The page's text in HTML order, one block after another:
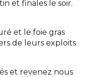
et finales le soir.
et le foie gras
de leurs exploits
et revenez nous